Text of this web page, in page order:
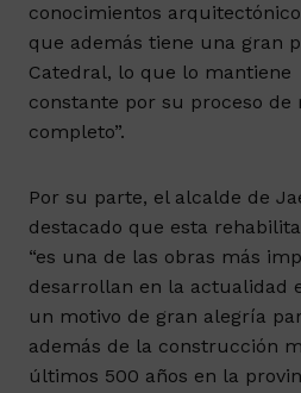
conocimientos
que además tiene una gran
Catedral, lo que lo
constante por su proceso de
completo”.
Por su parte, el alcalde de
destacado que esta
“es una de las obras más
desarrollan en la actualidad
un motivo de gran alegría
además de la construcción
últimos 500 años en la